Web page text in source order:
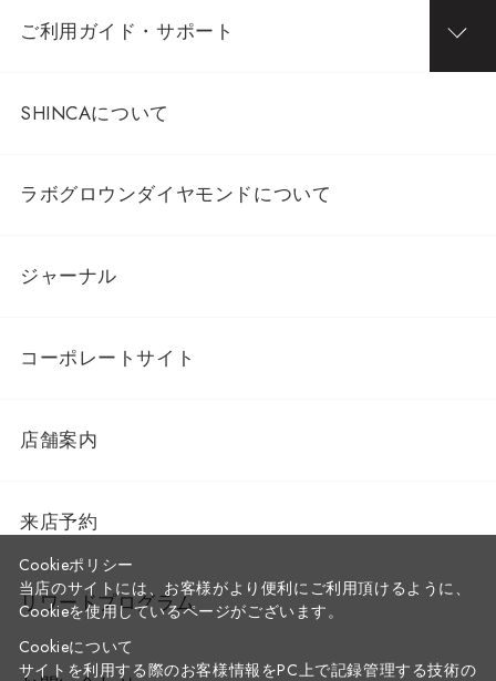
ご利用ガイド・サポート
SHINCAについて
ラボグロウンダイヤモンドについて
ジャーナル
コーポレートサイト
店舗案内
来店予約
リワードプログラム
Cookieポリシー
当店のサイトには、お客様がより便利にご利用頂けるように、
Cookieを使用しているページがございます。
Cookieについて
サイトを利用する際のお客様情報をPC上で記録管理する技術の